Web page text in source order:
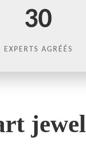
30
EXPERTS AGRÉÉS